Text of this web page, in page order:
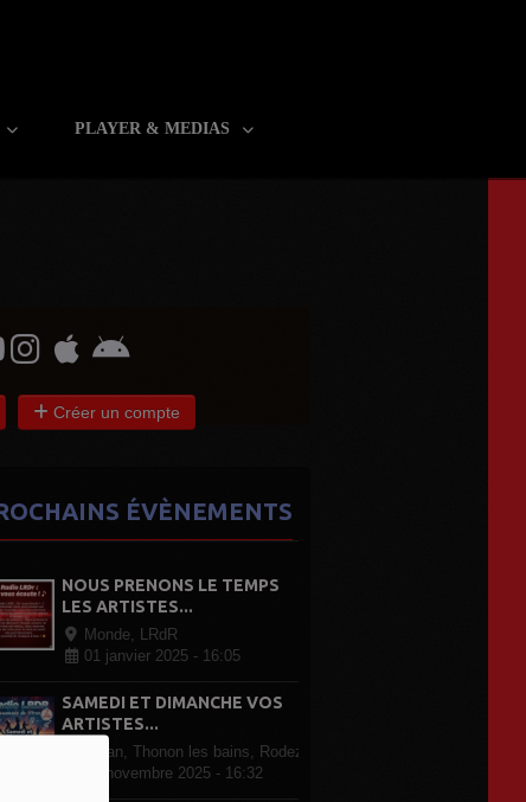
PLAYER & MEDIAS
Créer un compte
ÉVÈNEMENTS
NOUS PRENONS LE TEMPS
LES ARTISTES...
Monde, LRdR
01 janvier 2025 - 16:05
SAMEDI ET DIMANCHE VOS
ARTISTES...
Evian, Thonon les bains, Rodez Paris, partout en France
07 novembre 2025 - 16:32